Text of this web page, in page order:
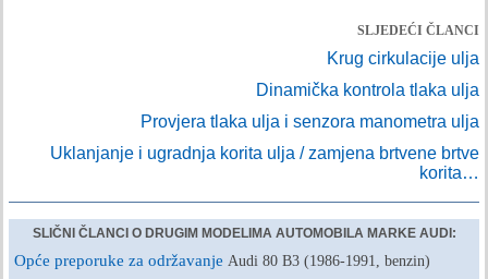
SLJEDEĆI ČLANCI
Krug cirkulacije ulja
Dinamička kontrola tlaka ulja
Provjera tlaka ulja i senzora manometra ulja
Uklanjanje i ugradnja korita ulja / zamjena brtvene brtve
korita…
SLIČNI ČLANCI O DRUGIM MODELIMA AUTOMOBILA MARKE AUDI:
Opće preporuke za održavanje Audi 80 B3 (1986-1991, benzin)